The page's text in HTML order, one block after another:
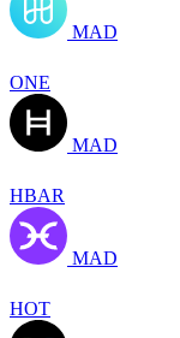
MAD
ONE
MAD
HBAR
MAD
HOT